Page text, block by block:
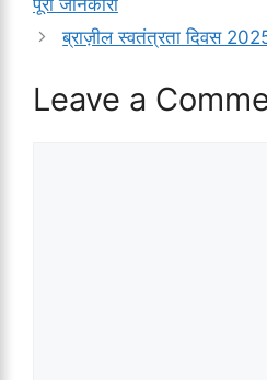
ब्राज़ील स्वतंत्रता दिवस
Leave a